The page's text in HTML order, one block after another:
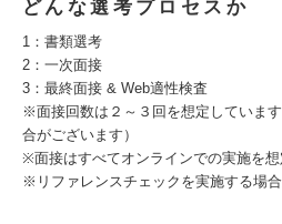
どんな選考プロセスか
1：書類選考
2：一次面接
3：最終面接 & Web適性検査
※面接回数は２～３回を想定していま
合がございます）
​※面接はすべてオンラインでの実施を想
※リファレンスチェックを実施する場合